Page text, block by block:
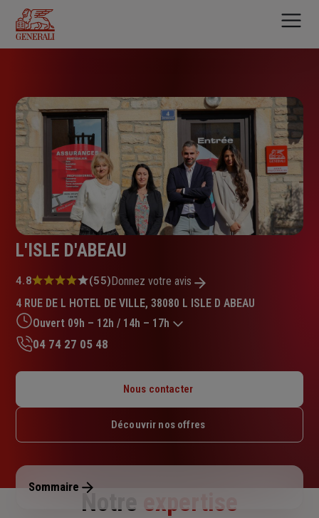
contenu
principal
L'ISLE D'ABEAU
Note
4.8
sur
5
étoiles
4.8 (55)Donnez votre avis
4 RUE DE L HOTEL DE VILLE, 38080 L ISLE D ABEAU
Ouvert 09h – 12h / 14h – 17h
Mardi : 09h – 12h30 / 14h – 18h
Jeudi : 09h – 12h30 / 14h – 18h
Dimanche : Fermé
04 74 27 05 48
Nous contacter
Découvrir nos offres
Sommaire
Notre expertise